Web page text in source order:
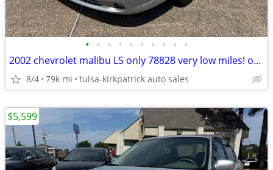
• • • • • • • • • •
2002 chevrolet malibu LS only 78828 very low miles! only $6697 cash
8/4 79k mi tulsa-kirkpatrick auto sales
$5,599